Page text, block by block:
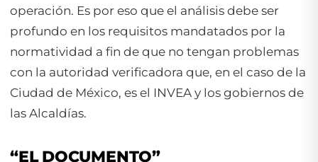
operación. Es por eso que el análisis debe ser
profundo en los requisitos mandatados por la
normatividad a fin de que no tengan problemas
con la autoridad verificadora que, en el caso de la
Ciudad de México, es el INVEA y los gobiernos de
las Alcaldías.
“EL DOCUMENTO”